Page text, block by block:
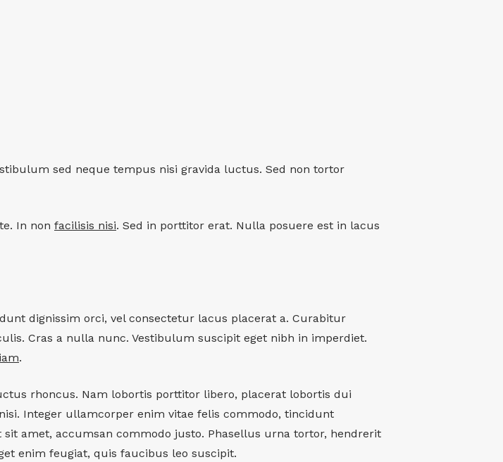
sed neque tempus nisi gravida luctus. Sed non tortor
In non facilisis nisi. Sed in porttitor erat. Nulla posuere est in lacus
dignissim orci, vel consectetur lacus placerat a. Curabitur
Cras a nulla nunc. Vestibulum suscipit eget nibh in imperdiet.
.
rhoncus. Nam lobortis porttitor libero, placerat lobortis dui
Integer ullamcorper enim vitae felis commodo, tincidunt
amet, accumsan commodo justo. Phasellus urna tortor, hendrerit
enim feugiat, quis faucibus leo suscipit.